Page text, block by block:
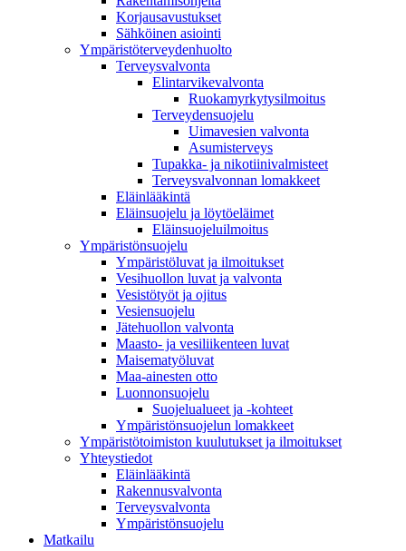
Korjausavustukset
Sähköinen asiointi
Ympäristöterveydenhuolto
Terveysvalvonta
Elintarvikevalvonta
Ruokamyrkytysilmoitus
Terveydensuojelu
Uimavesien valvonta
Asumisterveys
Tupakka- ja nikotiinivalmisteet
Terveysvalvonnan lomakkeet
Eläinlääkintä
Eläinsuojelu ja löytöeläimet
Eläinsuojeluilmoitus
Ympäristönsuojelu
Ympäristöluvat ja ilmoitukset
Vesihuollon luvat ja valvonta
Vesistötyöt ja ojitus
Vesiensuojelu
Jätehuollon valvonta
Maasto- ja vesiliikenteen luvat
Maisematyöluvat
Maa-ainesten otto
Luonnonsuojelu
Suojelualueet ja -kohteet
Ympäristönsuojelun lomakkeet
Ympäristötoimiston kuulutukset ja ilmoitukset
Yhteystiedot
Eläinlääkintä
Rakennusvalvonta
Terveysvalvonta
Ympäristönsuojelu
Mat­kailu